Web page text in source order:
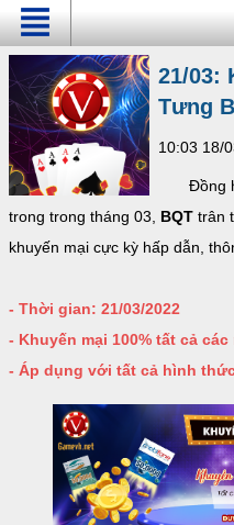
21/03:
Tưng
10:03 18/
Đồng
trong trong tháng 03, BQT trân
khuyến mại cực kỳ hấp dẫn,
- Thời gian: 21/03/2022
- Khuyến mại 100% tất cả các
- Áp dụng với tất cả hình